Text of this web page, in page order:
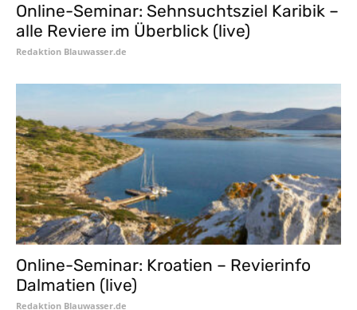
Online-Seminar: Sehnsuchtsziel Karibik –
alle Reviere im Überblick (live)
Redaktion Blauwasser.de
Online-Seminar: Kroatien – Revierinfo
Dalmatien (live)
Redaktion Blauwasser.de